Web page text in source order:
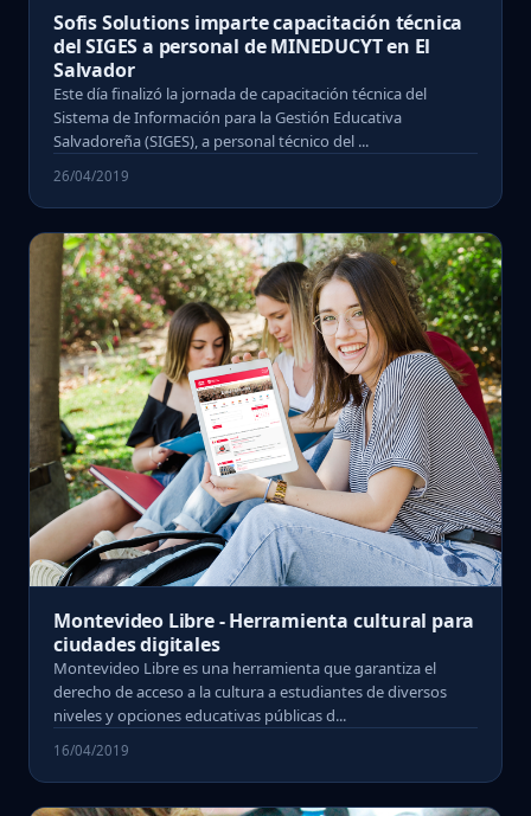
Sofis Solutions imparte capacitación técnica
del SIGES a personal de MINEDUCYT en El
Salvador
Este día finalizó la jornada de capacitación técnica del
Sistema de Información para la Gestión Educativa
Salvadoreña (SIGES), a personal técnico del ...
26/04/2019
Montevideo Libre - Herramienta cultural para
ciudades digitales
Montevideo Libre es una herramienta que garantiza el
derecho de acceso a la cultura a estudiantes de diversos
niveles y opciones educativas públicas d...
16/04/2019